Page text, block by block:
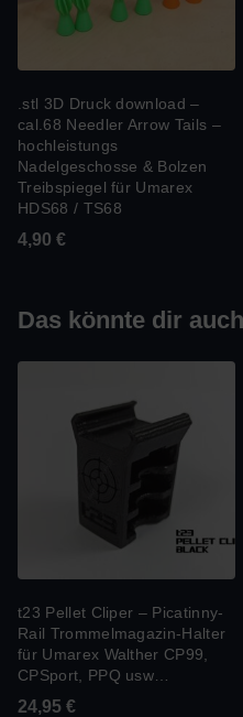
.stl 3D Druck download –
cal.68 Needler Arrow Tails –
hochleistungs
Nadelgeschosse & Bolzen
Treibspiegel für Umarex
HDS68 / TS68
4,90 €
Das könnte dir
t23 Pellet Cliper – Picatinny-
Rail Trommelmagazin-Halter
für Umarex Walther CP99,
CPSport, PPQ usw…
24,95 €